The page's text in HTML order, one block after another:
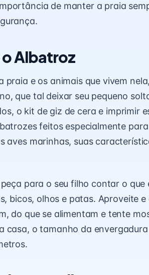
de manter a praia
Albatroz
praia e os animais que vivem
que tal deixar seu pequeno
o kit de giz de cera e imprimir
feitos especialmente
aves marinhas, suas
para o seu filho contar o que
bicos, olhos e patas. Aproveite
do que se alimentam e tente
casa, o tamanho da